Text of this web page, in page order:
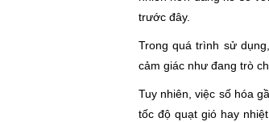
trước đây.
Trong quá trình sử
cảm giác như đang trò
Tuy nhiên, việc số hóa
tốc độ quạt gió hay